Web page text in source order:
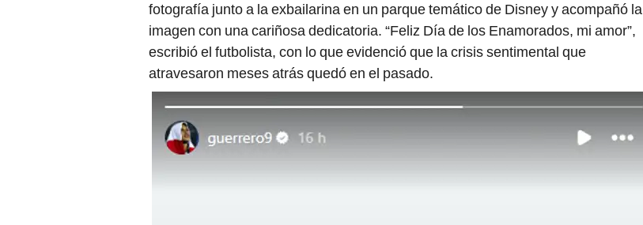
fotografía junto a la exbailarina en un parque temático de Disney y acompañó la
imagen con una cariñosa dedicatoria. “Feliz Día de los Enamorados, mi amor”,
escribió el futbolista, con lo que evidenció que la crisis sentimental que
atravesaron meses atrás quedó en el pasado.